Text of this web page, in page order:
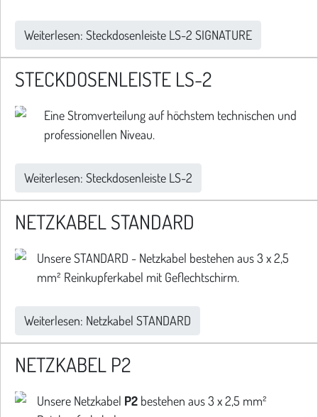
Weiterlesen: Steckdosenleiste LS-2 SIGNATURE
STECKDOSENLEISTE LS-2
Eine Stromverteilung auf höchstem technischen und
professionellen Niveau.
Weiterlesen: Steckdosenleiste LS-2
NETZKABEL STANDARD
Unsere STANDARD - Netzkabel bestehen aus 3 x 2,5
mm² Reinkupferkabel mit Geflechtschirm.
Weiterlesen: Netzkabel STANDARD
NETZKABEL P2
Unsere Netzkabel P2 bestehen aus 3 x 2,5 mm²